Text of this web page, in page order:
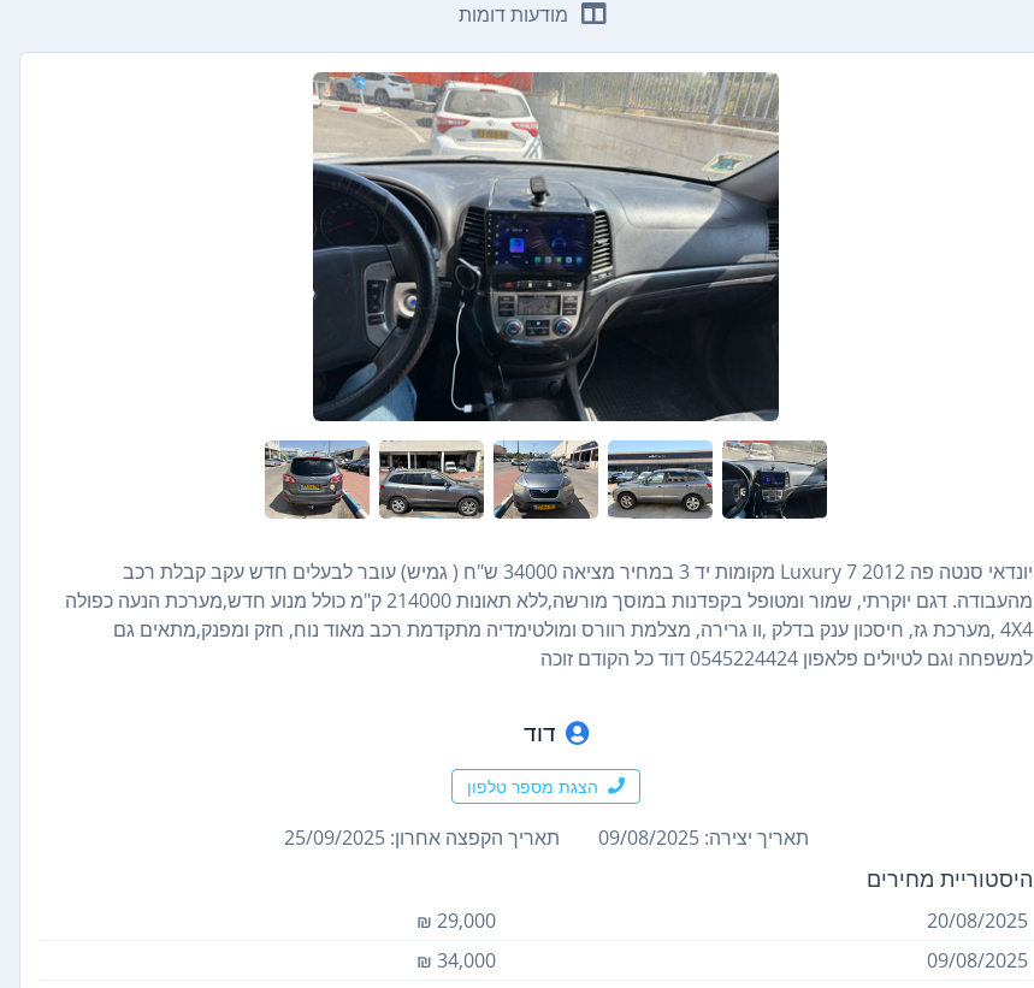
מודעות דומות
יונדאי סנטה פה 2012 Luxury 7 מקומות יד 3 במחיר מציאה 34000 ש"ח ( גמיש) עובר לבעלים חדש עקב קבלת רכב
מהעבודה. דגם יוקרתי, שמור ומטופל בקפדנות במוסך מורשה,ללא תאונות 214000 ק"מ כולל מנוע חדש,מערכת הנעה כפולה
4X4 ,מערכת גז, חיסכון ענק בדלק ,וו גרירה, מצלמת רוורס ומולטימדיה מתקדמת רכב מאוד נוח, חזק ומפנק,מתאים גם
למשפחה וגם לטיולים פלאפון 0545224424 דוד כל הקודם זוכה
דוד
הצגת מספר טלפון
תאריך יצירה: 09/08/2025 תאריך הקפצה אחרון: 25/09/2025
היסטוריית מחירים
20/08/2025
29,000 ₪
09/08/2025
34,000 ₪